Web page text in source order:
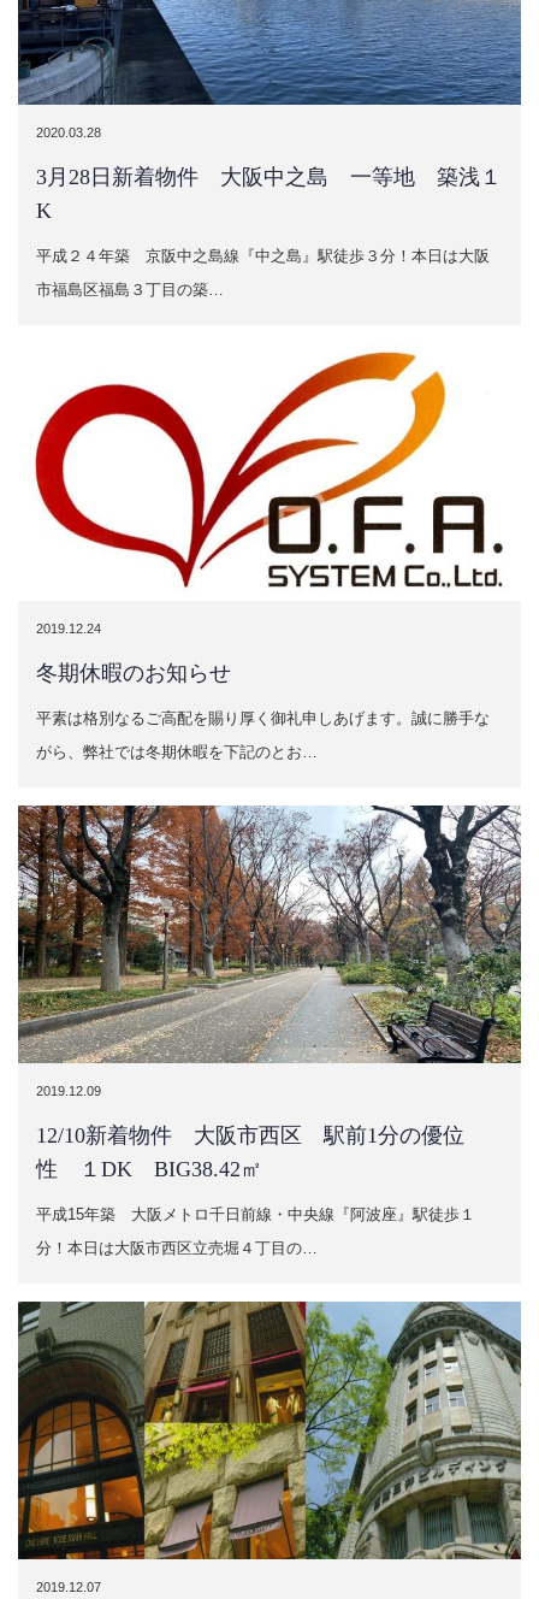
2020.03.28
3月28日新着物件 大阪中之島 一等地 築浅１
K
平成２４年築 京阪中之島線『中之島』駅徒歩３分！本日は大阪
市福島区福島３丁目の築…
2019.12.24
冬期休暇のお知らせ
平素は格別なるご高配を賜り厚く御礼申しあげます。誠に勝手な
がら、弊社では冬期休暇を下記のとお…
2019.12.09
12/10新着物件 大阪市西区 駅前1分の優位
性 １DK BIG38.42㎡
平成15年築 大阪メトロ千日前線・中央線『阿波座』駅徒歩１
分！本日は大阪市西区立売堀４丁目の…
2019.12.07